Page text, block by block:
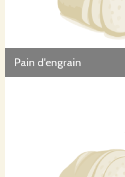
Pain d'engrain